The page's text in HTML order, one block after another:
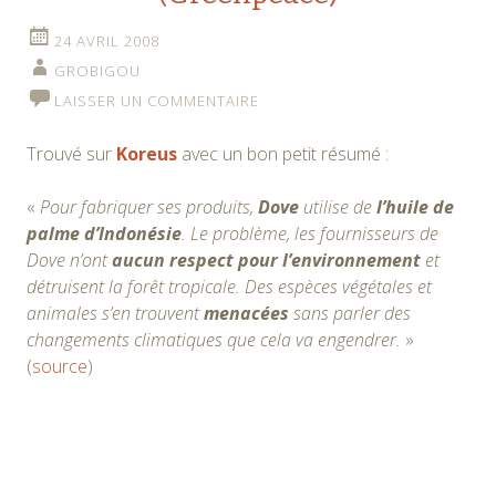
24 AVRIL 2008
GROBIGOU
LAISSER UN COMMENTAIRE
Trouvé sur Koreus avec un bon petit résumé :
« Pour fabriquer ses produits, Dove utilise del’huile de
palme d’Indonésie. Le problème, les fournisseurs de
Dove n’ontaucun respect pour l’environnement et
détruisent la forêt tropicale. Des espèces végétales et
animales s’en trouventmenacées sans parler des
changements climatiques que cela va engendrer. »
(source)